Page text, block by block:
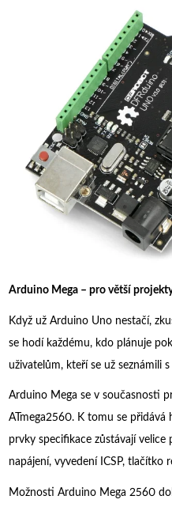
Arduino Mega – pro větší
Když už Arduino Uno nestačí,
se hodí každému, kdo plánuje
uživatelům, kteří se už seznámili
Arduino Mega se v současnosti
ATmega2560. K tomu se
prvky specifikace zůstávají
napájení, vyvedení ICSP, tlačítko
Možnosti Arduino Mega 2560